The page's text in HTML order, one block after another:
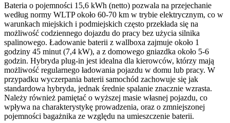
Bateria o pojemności 15,6 kWh (netto) pozwala na przejechanie
według normy WLTP około 60-70 km w trybie elektrycznym, co w
warunkach miejskich i podmiejskich często przekłada się na
możliwość codziennego dojazdu do pracy bez użycia silnika
spalinowego. Ładowanie baterii z wallboxa zajmuje około 1
godziny 45 minut (7,4 kW), a z domowego gniazdka około 5-6
godzin. Hybryda plug-in jest idealna dla kierowców, którzy mają
możliwość regularnego ładowania pojazdu w domu lub pracy. W
przypadku wyczerpania baterii samochód zachowuje się jak
standardowa hybryda, jednak średnie spalanie znacznie wzrasta.
Należy również pamiętać o wyższej masie własnej pojazdu, co
wpływa na charakterystykę prowadzenia, oraz o zmniejszonej
pojemności bagażnika ze względu na umieszczenie baterii.